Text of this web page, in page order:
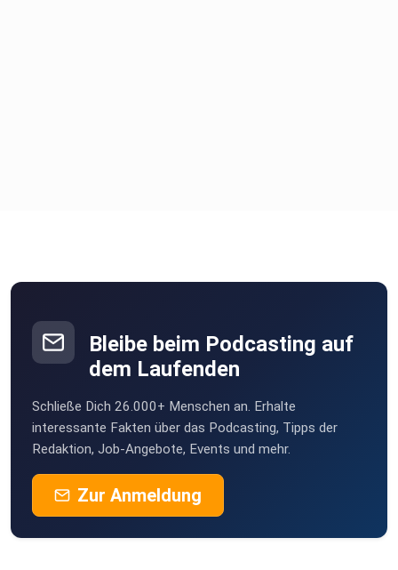
Bleibe beim Podcasting auf
dem Laufenden
Schließe Dich 26.000+ Menschen an. Erhalte
interessante Fakten über das Podcasting, Tipps der
Redaktion, Job-Angebote, Events und mehr.
Zur Anmeldung